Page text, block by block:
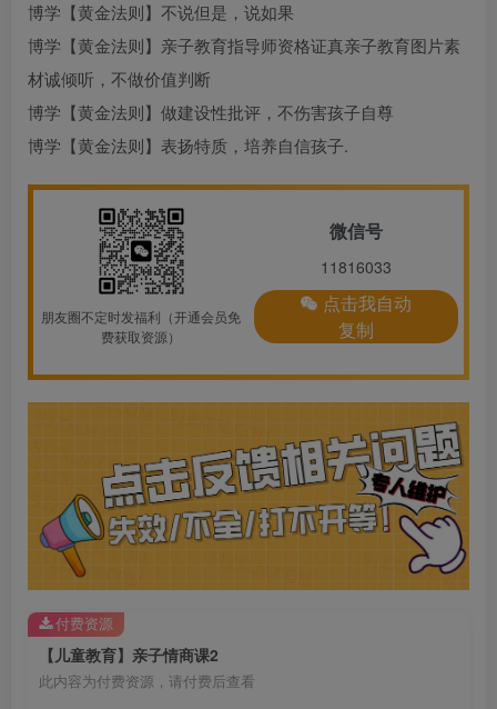
博学【黄金法则】不说但是，说如果
博学【黄金法则】 亲子教育指导师资格证真亲子教育图片素
材诚倾听，不做价值判断
博学【黄金法则】做建设性批评，不伤害孩子自尊
博学【黄金法则】表扬特质，培养自信孩子.
朋友圈不定时发福利（开通会员免
费获取资源）
微信号
11816033
点击我自动
复制
【儿童教育】亲子情商课2
此内容为付费资源，请付费后查看
付费资源